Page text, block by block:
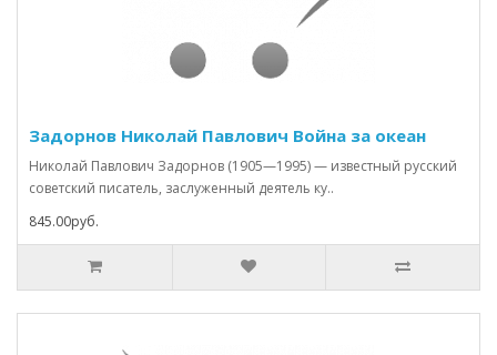
Задорнов Николай Павлович Война за океан
Николай Павлович Задорнов (1905—1995) — известный русский
советский писатель, заслуженный деятель ку..
845.00руб.